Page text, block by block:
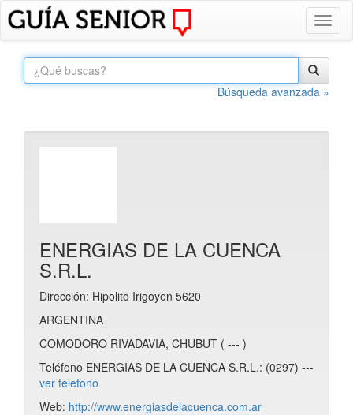
Búsqueda avanzada »
ENERGIAS DE LA CUENCA
S.R.L.
Dirección: Hipolito Irigoyen 5620
ARGENTINA
COMODORO RIVADAVIA, CHUBUT ( --- )
Teléfono ENERGIAS DE LA CUENCA S.R.L.: (0297) ---
ver telefono
Web: http://www.energiasdelacuenca.com.ar